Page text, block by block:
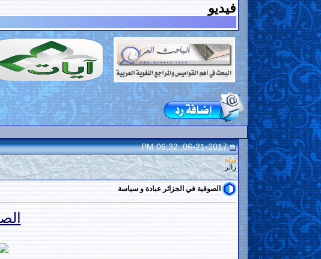
فيديو
06-21-2017, 06:32 PM
ورده
زائر
الصوفية في الجزائر عبادة و سياسة